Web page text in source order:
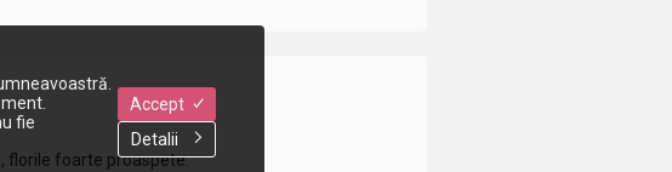
florile foarte proaspete.
fie
Accept
Detalii